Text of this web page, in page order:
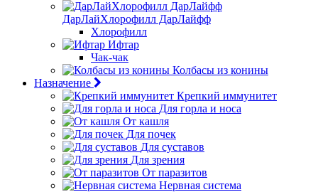
ДарЛайХлорофилл ДарЛайфф
Хлорофилл
Ифтар
Чак-чак
Колбасы из конины
Назначение
Крепкий иммунитет
Для горла и носа
От кашля
Для почек
Для суставов
Для зрения
От паразитов
Нервная система